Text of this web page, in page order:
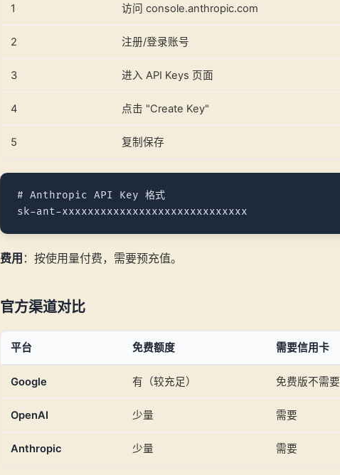
1 访问 console.anthropic.com
2 注册/登录账号
3 进入 API Keys 页面
4 点击 "Create Key"
5 复制保存
# Anthropic API Key 格式
费用 ：按使用量付费，需要预充值。
官方渠道对比
平台 免费额度 需要信用卡
Google 有（较充足） 免费版不需要
OpenAI 少量 需要
Anthropic 少量 需要